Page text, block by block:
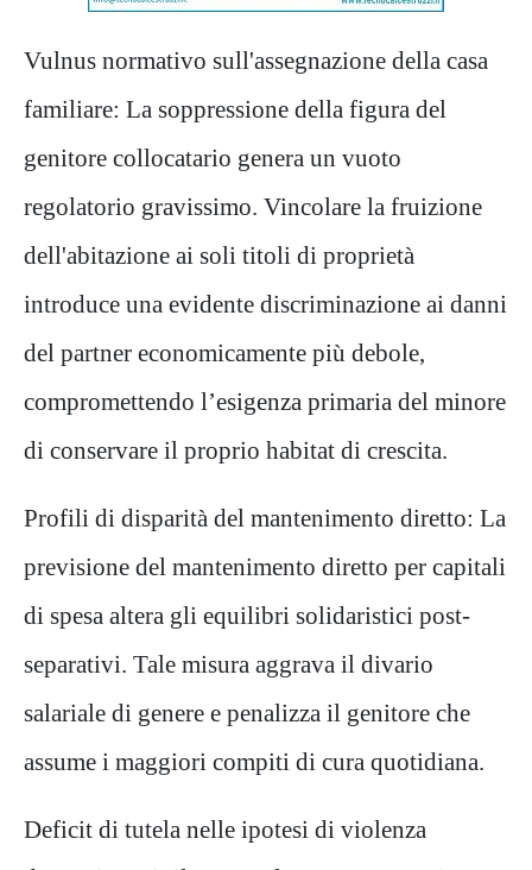
Vulnus normativo sull'assegnazione della casa
familiare: La soppressione della figura del
genitore collocatario genera un vuoto
regolatorio gravissimo. Vincolare la fruizione
dell'abitazione ai soli titoli di proprietà
introduce una evidente discriminazione ai danni
del partner economicamente più debole,
compromettendo l’esigenza primaria del minore
di conservare il proprio habitat di crescita.
Profili di disparità del mantenimento diretto: La
previsione del mantenimento diretto per capitali
di spesa altera gli equilibri solidaristici post-
separativi. Tale misura aggrava il divario
salariale di genere e penalizza il genitore che
assume i maggiori compiti di cura quotidiana.
Deficit di tutela nelle ipotesi di violenza